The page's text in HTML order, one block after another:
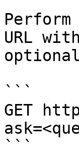
URL
```
GET
```